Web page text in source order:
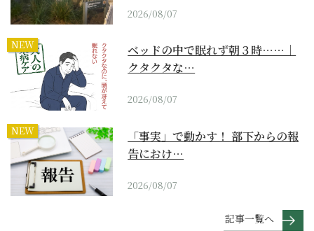
2026/08/07
NEW
ベッドの中で眠れず朝３時……｜
クタクタな…
2026/08/07
NEW
「事実」で動かす！ 部下からの報
告におけ…
2026/08/07
記事一覧へ